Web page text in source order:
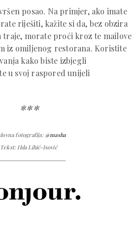
posao. Na primjer, ako imate
riješiti, kažite si da, bez obzira
traje, morate proći kroz te mailove
iz omiljenog restorana. Koristite
kako biste izbjegli
u svoj raspored unijeli
***
fotografija:@masha
Tekst: Ilda Lihić-Isović